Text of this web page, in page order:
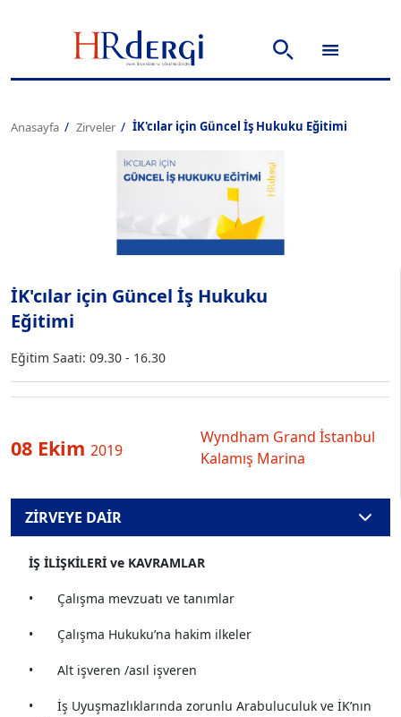
Anasayfa Zirveler İK'cılar için Güncel İş Hukuku Eğitimi
İK'cılar için Güncel İş Hukuku
Eğitimi
Eğitim Saati: 09.30 - 16.30
08 Ekim 2019
Wyndham Grand İstanbul
Kalamış Marina
ZİRVEYE DAİR
İŞ İLİŞKİLERİ ve KAVRAMLAR
• Çalışma mevzuatı ve tanımlar
• Çalışma Hukuku’na hakim ilkeler
• Alt işveren /asıl işveren
•
İş Uyuşmazlıklarında zorunlu Arabuluculuk ve İK’nın